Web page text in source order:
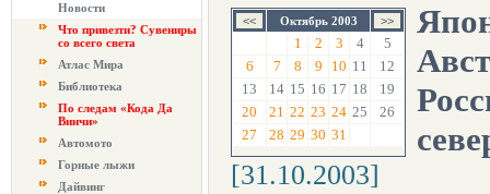
Новости
Что привезти? Сувениры
со всего света
Атлас Мира
Библиотека
По следам «Кода Да
Винчи»
Автомото
Горные лыжи
Дайвинг
Октябрь 2003
1 2 3 4
5
6
7 8 9 10 11
12
13
14 15 16 17 18
19
20
21 22 23 24 25
26
27
28 29 30 31
[31.10.2003]